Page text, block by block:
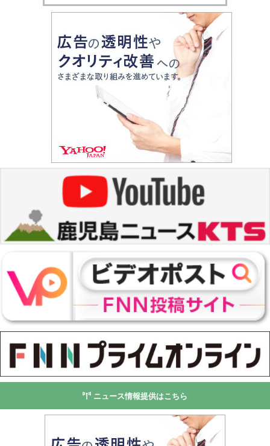
ニュース情報提供はこちら